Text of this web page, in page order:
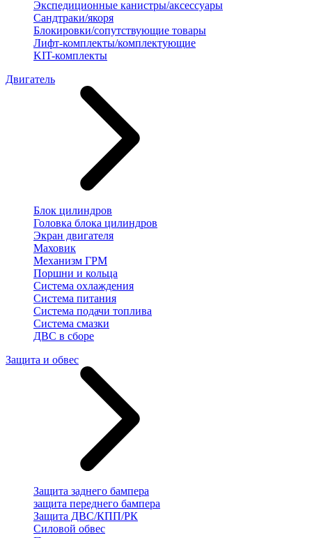
Экспедиционные канистры/аксессуары
Сандтраки/якоря
Блокировки/сопутствующие товары
Лифт-комплекты/комплектующие
KIT-комплекты
Двигатель
Блок цилиндров
Головка блока цилиндров
Экран двигателя
Маховик
Механизм ГРМ
Поршни и кольца
Система охлаждения
Система питания
Система подачи топлива
Система смазки
ДВС в сборе
Защита и обвес
Защита заднего бампера
защита переднего бампера
Защита ДВС/КПП/РК
Силовой обвес